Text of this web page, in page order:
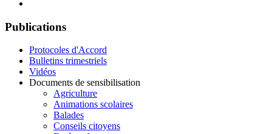
Publications
Protocoles d'Accord
Bulletins trimestriels
Vidéos
Documents de sensibilisation
Agriculture
Animations scolaires
Balades
Conseils citoyens